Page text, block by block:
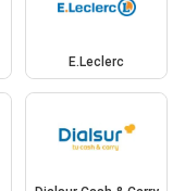
E.Leclerc